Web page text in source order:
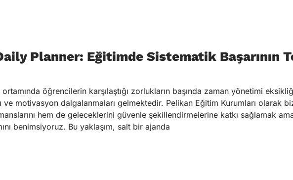
Planner: Eğitimde Sistematik Başarının
öğrencilerin karşılaştığı zorlukların başında zaman yönetimi
ve motivasyon dalgalanmaları gelmektedir. Pelikan Eğitim Kurumları olarak
hem de geleceklerini güvenle şekillendirmelerine katkı sağlamak
benimsiyoruz. Bu yaklaşım, salt bir ajanda